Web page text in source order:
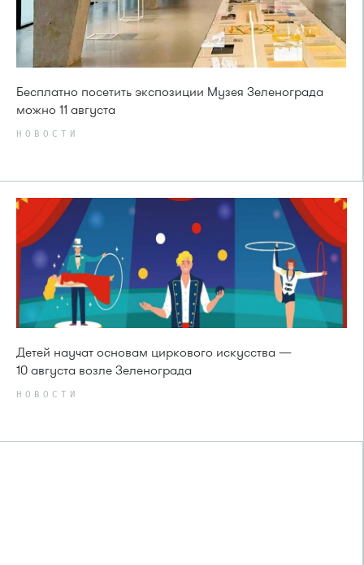
Бесплатно посетить экспозиции Музея Зеленограда
можно 11 августа
НОВОСТИ
Детей научат основам циркового искусства —
10 августа возле Зеленограда
НОВОСТИ